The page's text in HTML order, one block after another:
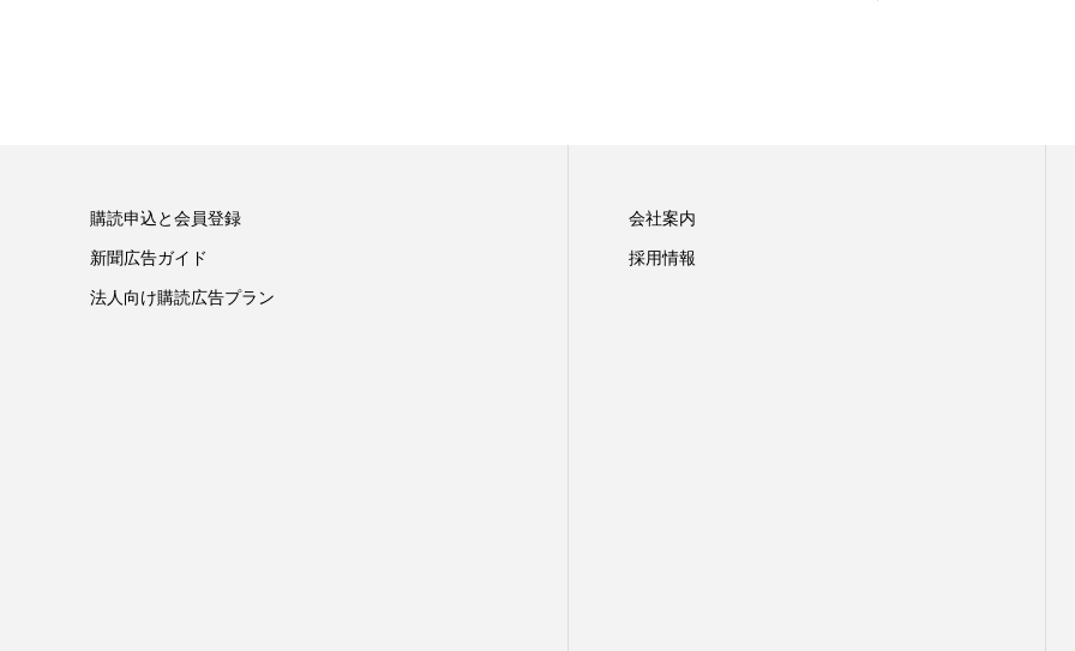
購読申込と会員登録
新聞広告ガイド
法人向け購読広告プラン
会社案内
採用情報